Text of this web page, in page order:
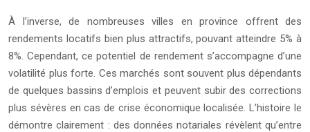
À l’inverse, de nombreuses villes en province offrent des
rendements locatifs bien plus attractifs, pouvant atteindre 5% à
8%. Cependant, ce potentiel de rendement s’accompagne d’une
volatilité plus forte. Ces marchés sont souvent plus dépendants
de quelques bassins d’emplois et peuvent subir des corrections
plus sévères en cas de crise économique localisée. L’histoire le
démontre clairement : des données notariales révèlent qu’entre